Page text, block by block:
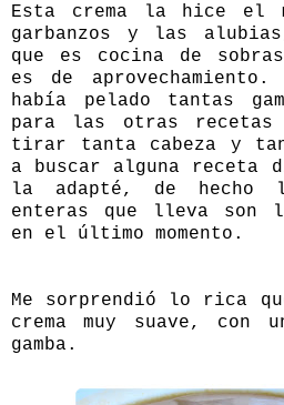
Esta crema la hice el
garbanzos y las
que es cocina de
es de
había pelado tantas
para las otras recetas
tirar tanta cabeza y
a buscar alguna receta
la adapté, de hecho
enteras que lleva son
en el último momento.
Me sorprendió lo rica
crema muy suave, con
gamba.